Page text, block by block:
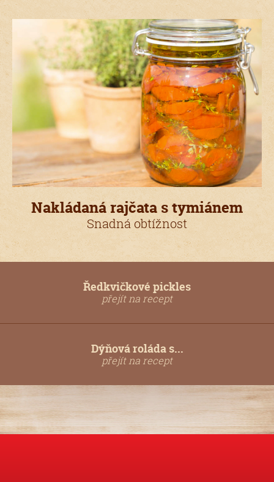
Nakládaná rajčata s tymiánem
Snadná obtížnost
Ředkvičkové pickles
přejít na recept
Dýňová roláda s...
přejít na recept